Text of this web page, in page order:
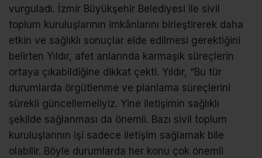
vurguladı. İzmir Büyükşehir Belediyesi ile sivil
toplum kuruluşlarının imkânlarını birleştirerek daha
etkin ve sağlıklı sonuçlar elde edilmesi gerektiğini
belirten Yıldır, afet anlarında karmaşık süreçlerin
ortaya çıkabildiğine dikkat çekti. Yıldır, “Bu tür
durumlarda örgütlenme ve planlama süreçlerini
sürekli güncellemeliyiz. Yine iletişimin sağlıklı
şekilde sağlanması da önemli. Bazı sivil toplum
kuruluşlarının işi sadece iletişim sağlamak bile
olabilir. Böyle durumlarda her konu çok önemli